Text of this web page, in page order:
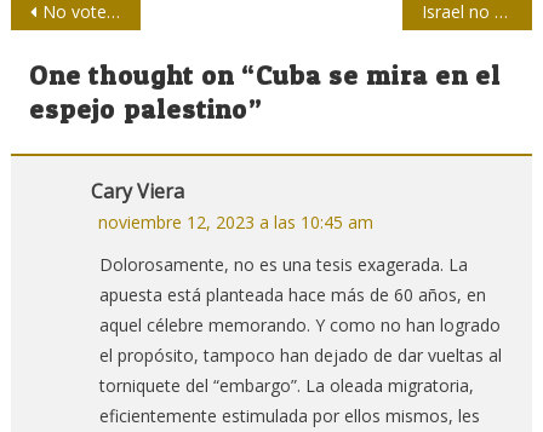
Navegación
de
entradas
No voten a Milei Israel no quiere a la prensa como testigo en Palestina
One thought on “Cuba se mira en el
espejo palestino”
Cary Viera
noviembre 12, 2023 a las 10:45 am
Dolorosamente, no es una tesis exagerada. La
apuesta está planteada hace más de 60 años, en
aquel célebre memorando. Y como no han logrado
el propósito, tampoco han dejado de dar vueltas al
torniquete del “embargo”. La oleada migratoria,
eficientemente estimulada por ellos mismos, les